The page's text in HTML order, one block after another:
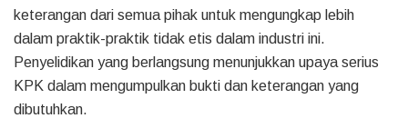
keterangan dari semua pihak untuk mengungkap lebih
dalam praktik-praktik tidak etis dalam industri ini.
Penyelidikan yang berlangsung menunjukkan upaya serius
KPK dalam mengumpulkan bukti dan keterangan yang
dibutuhkan.